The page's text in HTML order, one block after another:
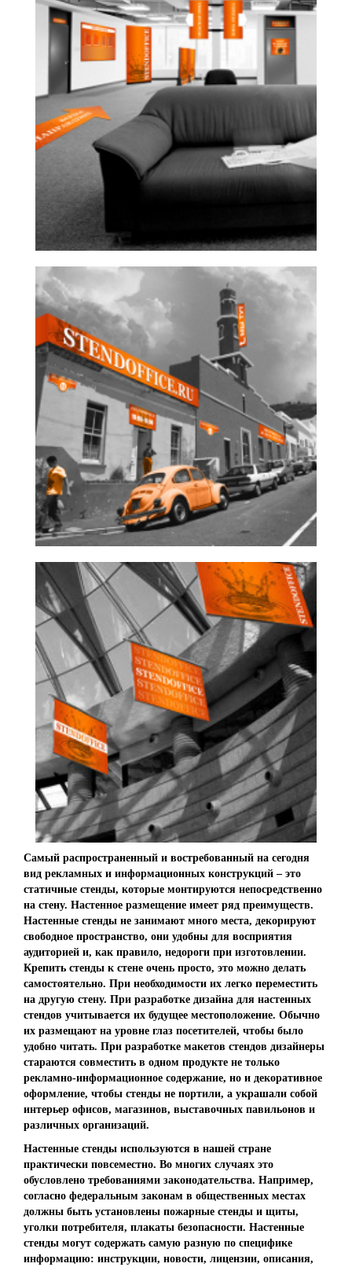
Самый распространенный и востребованный на сегодня
вид рекламных и информационных конструкций – это
статичные стенды, которые монтируются непосредственно
на стену. Настенное размещение имеет ряд преимуществ.
Настенные стенды не занимают много места, декорируют
свободное пространство, они удобны для восприятия
аудиторией и, как правило, недороги при изготовлении.
Крепить стенды к стене очень просто, это можно делать
самостоятельно. При необходимости их легко переместить
на другую стену. При разработке дизайна для настенных
стендов учитывается их будущее местоположение. Обычно
их размещают на уровне глаз посетителей, чтобы было
удобно читать. При разработке макетов стендов дизайнеры
стараются совместить в одном продукте не только
рекламно-информационное содержание, но и декоративное
оформление, чтобы стенды не портили, а украшали собой
интерьер офисов, магазинов, выставочных павильонов и
различных организаций.
Настенные стенды используются в нашей стране
практически повсеместно. Во многих случаях это
обусловлено требованиями законодательства. Например,
согласно федеральным законам в общественных местах
должны быть установлены пожарные стенды и щиты,
уголки потребителя, плакаты безопасности. Настенные
стенды могут содержать самую разную по специфике
информацию: инструкции, новости, лицензии, описания,